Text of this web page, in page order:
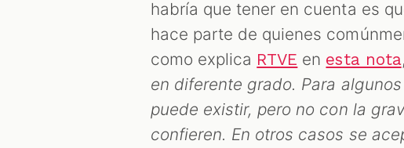
habría que tener en cuenta es
hace parte de quienes
como explica RTVE en esta nota,
en diferente grado. Para
puede existir, pero no con la
confieren. En otros casos se